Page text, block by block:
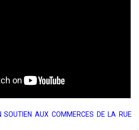
AUX COMMERCES DE LA RUE